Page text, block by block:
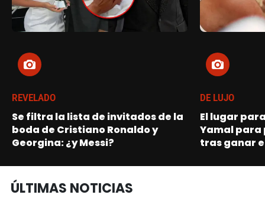
REVELADO
Se filtra la lista de invitados de la
boda de Cristiano Ronaldo y
Georgina: ¿y Messi?
DE LUJO
El lugar
Yamal para
tras ganar
ÚLTIMAS NOTICIAS